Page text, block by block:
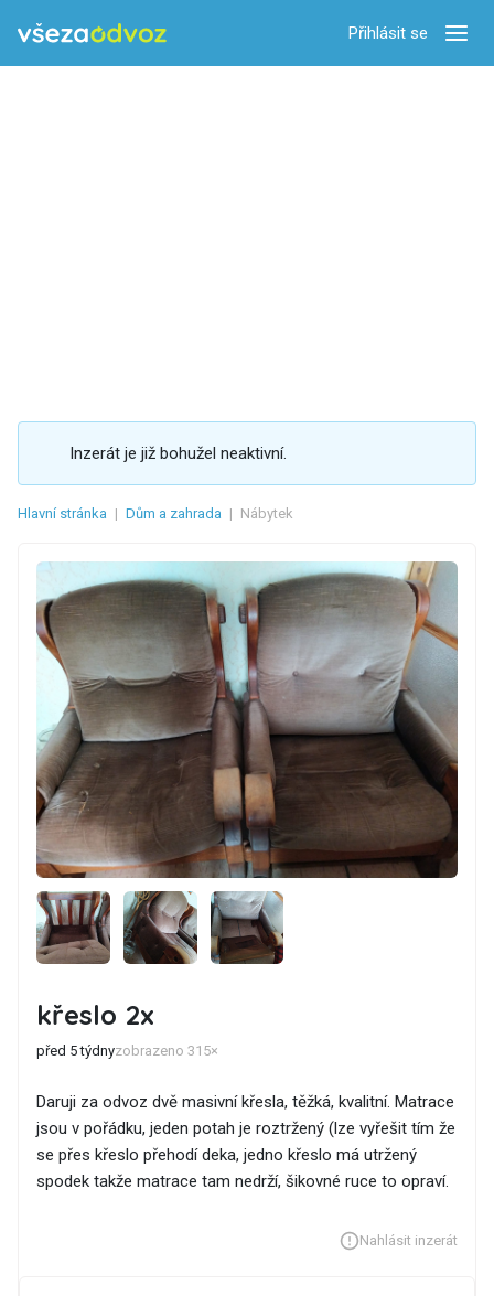
Přihlásit se
Inzerát je již bohužel neaktivní.
Hlavní stránka | Dům a zahrada | Nábytek
křeslo 2x
před 5 týdnyzobrazeno 315×
Daruji za odvoz dvě masivní křesla, těžká, kvalitní. Matrace
jsou v pořádku, jeden potah je roztržený (lze vyřešit tím že
se přes křeslo přehodí deka, jedno křeslo má utržený
spodek takže matrace tam nedrží, šikovné ruce to opraví.
Nahlásit inzerát